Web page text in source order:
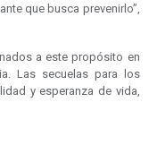
que busca prevenirlo”,
a este propósito en
Las secuelas para los
y esperanza de vida,